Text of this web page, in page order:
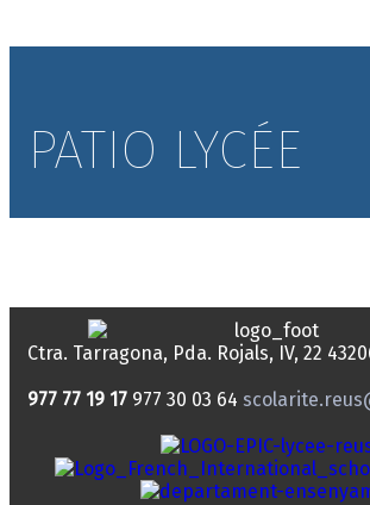
PATIO LYCÉE
Ctra. Tarragona, Pda. Rojals, IV, 22
977 77 19 17 977 30 03 64